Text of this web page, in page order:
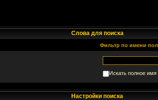
Слова для поиска
Фильтр по имени
Искать полное имя
Настройки поиска